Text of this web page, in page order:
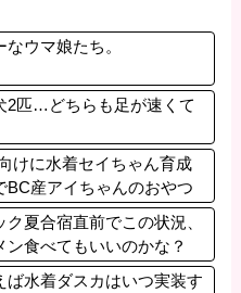
なウマ娘たち。
2匹…どちらも足が速くて
けに水着セイちゃん育成
BC産アイちゃんのおやつ
ク夏合宿直前でこの状況、
ン食べてもいいのかな？
ば水着ダスカはいつ実装す